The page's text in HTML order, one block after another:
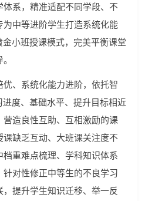
系，精准适配不同学段、不
中等进阶学生打造系统化能
小班授课模式，完美平衡课堂
、系统化能力进阶，依托智
度、基础水平、提升目标相近
造良性互助、互相激励的课
缺乏互动、大班课关注度不
重难点梳理、学科知识体系
对性修正中等生的不良学习
提升学生知识迁移、举一反